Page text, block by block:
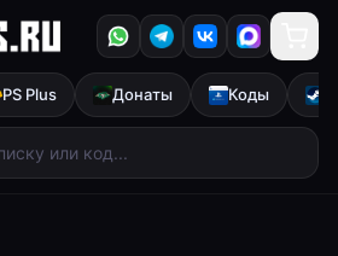
PS Plus Донаты Коды